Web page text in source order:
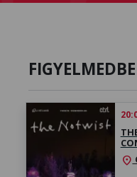
location_on